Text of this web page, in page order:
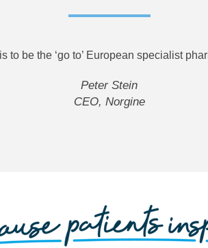
to be the ‘go to’ European specialist
Peter Stein
CEO, Norgine